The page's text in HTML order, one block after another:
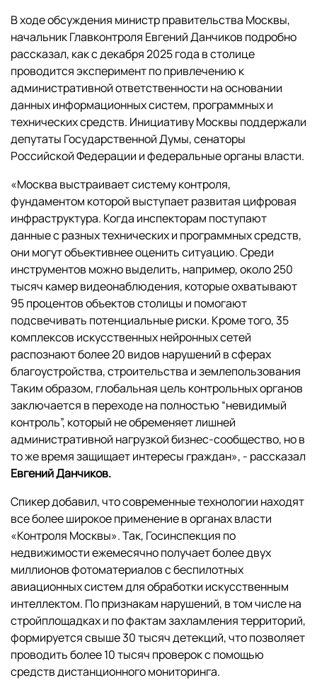
В ходе обсуждения министр правительства Москвы,
начальник Главконтроля Евгений Данчиков подробно
рассказал, как с декабря 2025 года в столице
проводится эксперимент по привлечению к
административной ответственности на основании
данных информационных систем, программных и
технических средств. Инициативу Москвы поддержали
депутаты Государственной Думы, сенаторы
Российской Федерации и федеральные органы власти.
«Москва выстраивает систему контроля,
фундаментом которой выступает развитая цифровая
инфраструктура. Когда инспекторам поступают
данные с разных технических и программных средств,
они могут объективнее оценить ситуацию. Среди
инструментов можно выделить, например, около 250
тысяч камер видеонаблюдения, которые охватывают
95 процентов объектов столицы и помогают
подсвечивать потенциальные риски. Кроме того, 35
комплексов искусственных нейронных сетей
распознают более 20 видов нарушений в сферах
благоустройства, строительства и землепользования
Таким образом, глобальная цель контрольных органов
заключается в переходе на полностью “невидимый
контроль”, который не обременяет лишней
административной нагрузкой бизнес-сообщество, но в
то же время защищает интересы граждан», - рассказал
Евгений Данчиков.
Спикер добавил, что современные технологии находят
все более широкое применение в органах власти
«Контроля Москвы». Так, Госинспекция по
недвижимости ежемесячно получает более двух
миллионов фотоматериалов с беспилотных
авиационных систем для обработки искусственным
интеллектом. По признакам нарушений, в том числе на
стройплощадках и по фактам захламления территорий,
формируется свыше 30 тысяч детекций, что позволяет
проводить более 10 тысяч проверок с помощью
средств дистанционного мониторинга.